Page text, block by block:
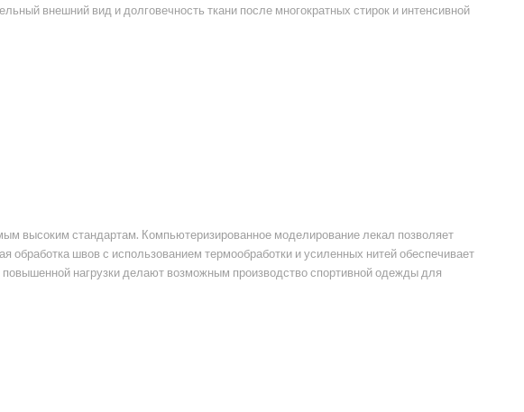
внешний вид и долговечность ткани после многократных стирок и интенсивной
высоким стандартам. Компьютеризированное моделирование лекал позволяет
обработка швов с использованием термообработки и усиленных нитей обеспечивает
нагрузки делают возможным производство спортивной одежды для